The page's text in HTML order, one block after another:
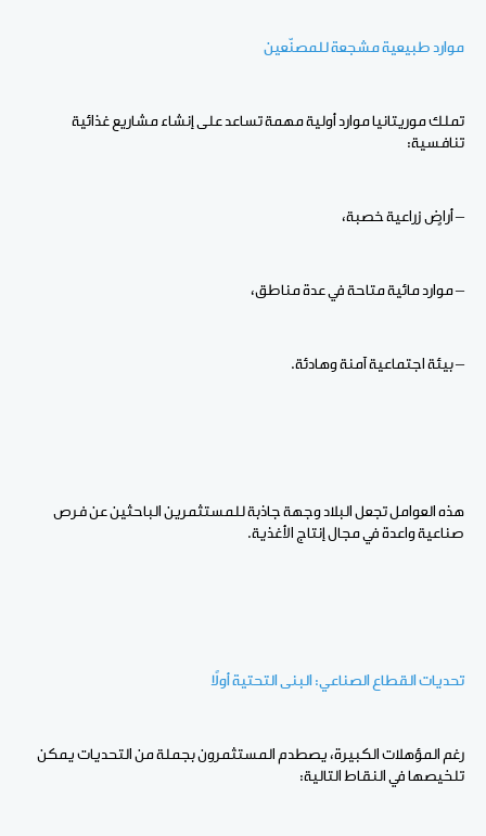
موارد طبيعية مشجعة للمصنّعين
تملك موريتانيا موارد أولية مهمة تساعد على إنشاء مشاريع غذائية
تنافسية:
– أراضٍ زراعية خصبة،
– موارد مائية متاحة في عدة مناطق،
– بيئة اجتماعية آمنة وهادئة.
هذه العوامل تجعل البلاد وجهة جاذبة للمستثمرين الباحثين عن فرص
صناعية واعدة في مجال إنتاج الأغذية.
تحديات القطاع الصناعي: البنى التحتية أولاً
رغم المؤهلات الكبيرة، يصطدم المستثمرون بجملة من التحديات يمكن
تلخيصها في النقاط التالية: